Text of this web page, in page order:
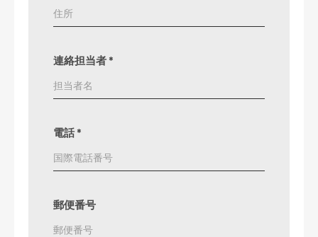
連絡担当者 *
電話 *
郵便番号